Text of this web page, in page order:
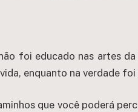
foi educado nas artes
enquanto na verdade
que você poderá